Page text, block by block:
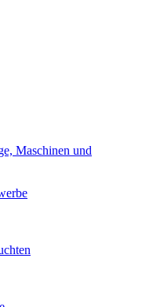
Maschinen und